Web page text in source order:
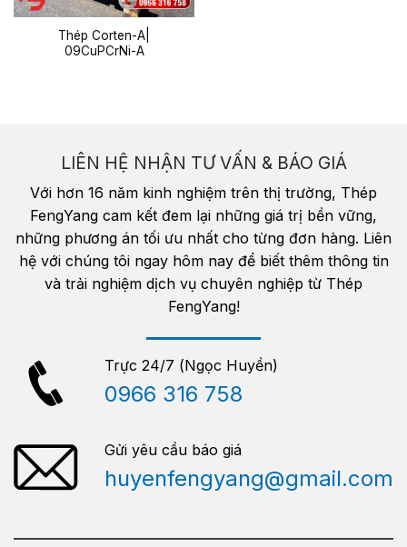
Thép Corten-A|
09CuPCrNi-A
LIÊN HỆ NHẬN TƯ VẤN & BÁO GIÁ
Với hơn 16 năm kinh nghiệm trên thị trường, Thép
FengYang cam kết đem lại những giá trị bền vững,
những phương án tối ưu nhất cho từng đơn hàng. Liên
hệ với chúng tôi ngay hôm nay để biết thêm thông tin
và trải nghiệm dịch vụ chuyên nghiệp từ Thép
FengYang!
Trực 24/7 (Ngọc Huyền)
0966 316 758
Gửi yêu cầu báo giá
huyenfengyang@gmail.com